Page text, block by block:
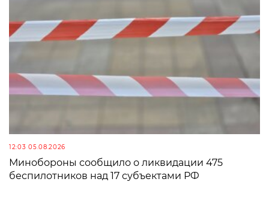
12:03 05.08.2026
Минобороны сообщило о ликвидации 475
беспилотников над 17 субъектами РФ